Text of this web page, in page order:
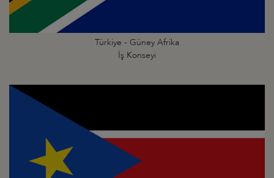
Türkiye - Güney Afrika
İş Konseyi